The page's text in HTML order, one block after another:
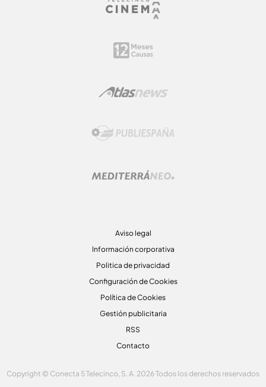
Aviso legal
Información corporativa
Politica de privacidad
Configuración de Cookies
Política de Cookies
Gestión publicitaria
RSS
Contacto
Copyright © Conecta 5 Telecinco, S. A. 2026 Todos los derechos reservados